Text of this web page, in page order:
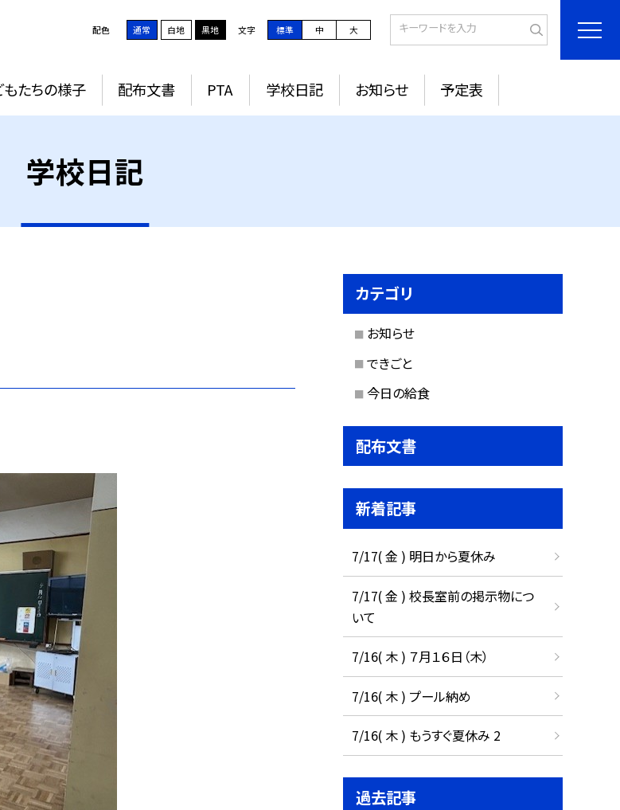
配色 通常 白地 黒地 文字 標準 中 大
もたちの様子 配布文書 PTA 学校日記 お知らせ 予定表
学校日記
カテゴリ
お知らせ
できごと
今日の給食
配布文書
新着記事
7/17( 金 ) 明日から夏休み
7/17( 金 ) 校長室前の掲示物につ
いて
7/16( 木 ) ７月１６日（木）
7/16( 木 ) プール納め
7/16( 木 ) もうすぐ夏休み 2
過去記事